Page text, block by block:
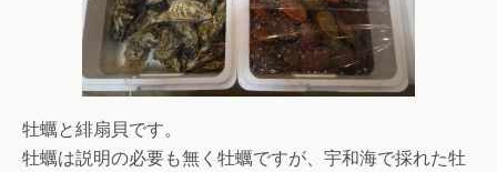
牡蠣と緋扇貝です。
牡蠣は説明の必要も無く牡蠣ですが、宇和海で採れた牡